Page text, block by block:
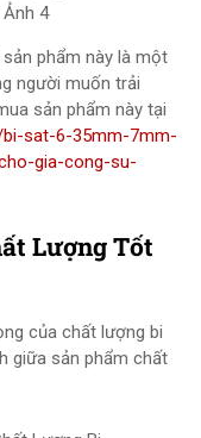
4
sản phẩm này là một
người muốn trải
sản phẩm này tại
sat-6-35mm-7mm-
gia-cong-su-
Lượng Tốt
của chất lượng bi
giữa sản phẩm chất